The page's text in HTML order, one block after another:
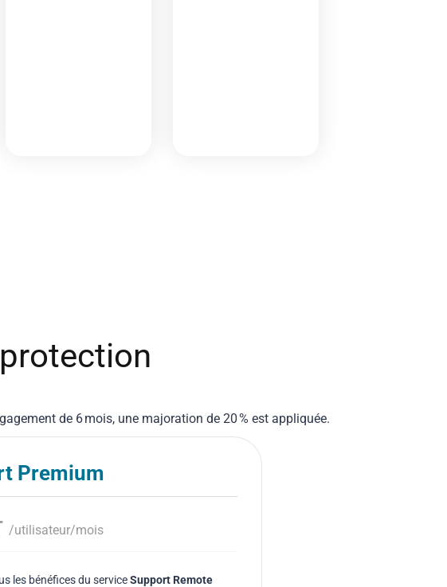
de 6 mois, une majoration de 20 % est appliquée.
Premium
/utilisateur/mois
les bénéfices du serviceSupport Remote